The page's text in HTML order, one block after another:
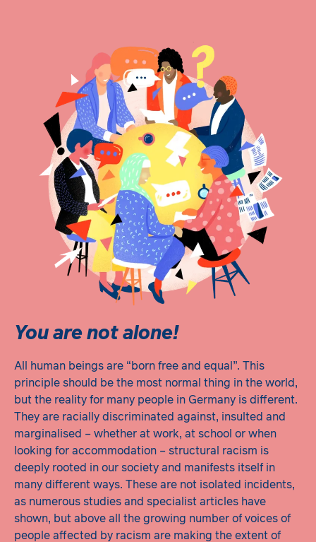
You are not alone!
All human beings are “born free and equal”. This
principle should be the most normal thing in the world,
but the reality for many people in Germany is different.
They are racially discriminated against, insulted and
marginalised – whether at work, at school or when
looking for accommodation – structural racism is
deeply rooted in our society and manifests itself in
many different ways. These are not isolated incidents,
as numerous studies and specialist articles have
shown, but above all the growing number of voices of
people affected by racism are making the extent of